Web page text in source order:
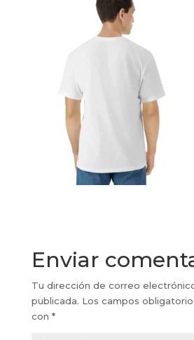
Enviar
Tu dirección de correo
publicada. Los campos
con *